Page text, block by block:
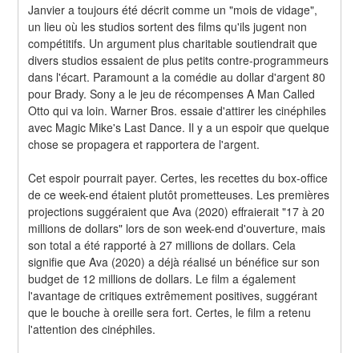
Janvier a toujours été décrit comme un "mois de vidage",
un lieu où les studios sortent des films qu'ils jugent non
compétitifs. Un argument plus charitable soutiendrait que
divers studios essaient de plus petits contre-programmeurs
dans l'écart. Paramount a la comédie au dollar d'argent 80
pour Brady. Sony a le jeu de récompenses A Man Called
Otto qui va loin. Warner Bros. essaie d'attirer les cinéphiles
avec Magic Mike's Last Dance. Il y a un espoir que quelque
chose se propagera et rapportera de l'argent.
Cet espoir pourrait payer. Certes, les recettes du box-office
de ce week-end étaient plutôt prometteuses. Les premières
projections suggéraient que Ava (2020) effraierait "17 à 20
millions de dollars" lors de son week-end d'ouverture, mais
son total a été rapporté à 27 millions de dollars. Cela
signifie que Ava (2020) a déjà réalisé un bénéfice sur son
budget de 12 millions de dollars. Le film a également
l'avantage de critiques extrêmement positives, suggérant
que le bouche à oreille sera fort. Certes, le film a retenu
l'attention des cinéphiles.